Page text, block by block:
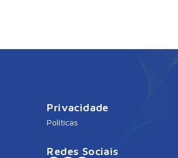
Privacidade
Políticas
Redes Sociais